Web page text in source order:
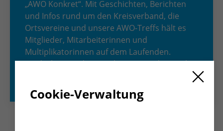
„AWO Konkret“. Mit Geschichten, Berichten
und Infos rund um den Kreisverband, die
Ortsvereine und unsere AWO-Treffs hält es
Mitglieder, Mitarbeiterinnen und
Multiplikatorinnen auf dem Laufenden.
Entdecke, was die AWO bewegt, und sei Teil
Cookie-Verwaltung